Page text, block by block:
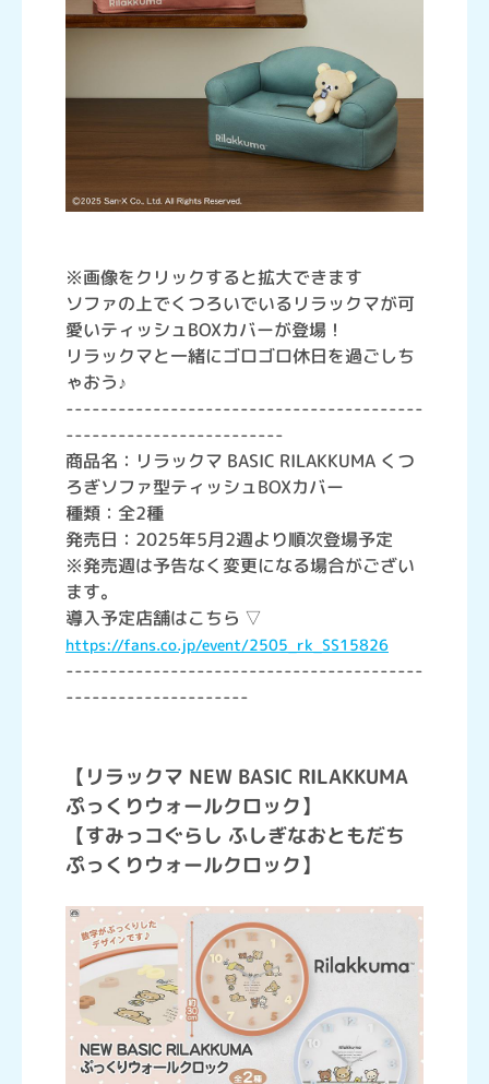
※画像をクリックすると拡大できます
ソファの上でくつろいでいるリラックマが可
愛いティッシュBOXカバーが登場！
リラックマと一緒にゴロゴロ休日を過ごしち
ゃおう♪
-----------------------------------------
-------------------------
商品名：リラックマ BASIC RILAKKUMA くつ
ろぎソファ型ティッシュBOXカバー
種類：全2種
発売日：2025年5月2週より順次登場予定
※発売週は予告なく変更になる場合がござい
ます。
導入予定店舗はこちら ▽
https://fans.co.jp/event/2505_rk_SS15826
-----------------------------------------
---------------------
【リラックマ NEW BASIC RILAKKUMA
ぷっくりウォールクロック】
【すみっコぐらし ふしぎなおともだち
ぷっくりウォールクロック】